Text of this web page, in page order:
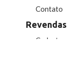
Contato
Revendas
Cadastro